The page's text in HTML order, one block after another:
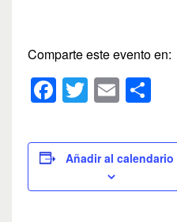
Comparte este evento en:
F
a
c
e
b
T
wi
tt
er
E
m
ailm
p
ar
Añadir al calendario